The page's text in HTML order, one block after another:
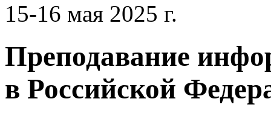
15-16 мая 2025 г.
Преподавание
в Российской